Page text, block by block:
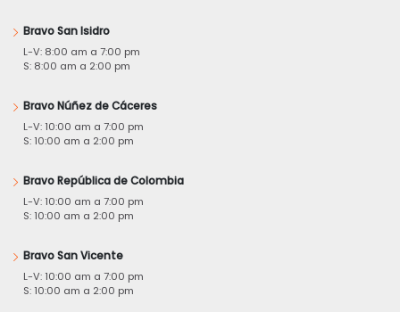
Bravo San Isidro
L-V: 8:00 am a 7:00 pm
S: 8:00 am a 2:00 pm
Bravo Núñez de Cáceres
L-V: 10:00 am a 7:00 pm
S: 10:00 am a 2:00 pm
Bravo República de Colombia
L-V: 10:00 am a 7:00 pm
S: 10:00 am a 2:00 pm
Bravo San Vicente
L-V: 10:00 am a 7:00 pm
S: 10:00 am a 2:00 pm